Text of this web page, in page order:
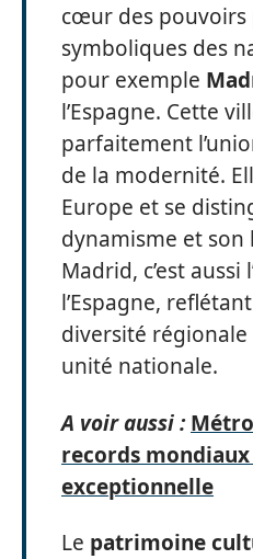
cœur des
symboliques des
pour exemple
l’Espagne. Cette
parfaitement
de la modernité.
Europe et se
dynamisme et
Madrid, c’est aussi
l’Espagne,
diversité régionale
unité nationale.
A voir aussi :
records
exceptionnelle
Le patrimoine